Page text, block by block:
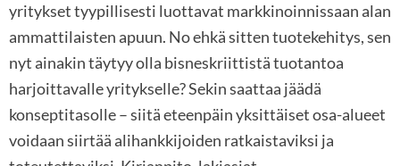
yritykset tyypillisesti luottavat markkinoinnissaan alan
ammattilaisten apuun. No ehkä sitten tuotekehitys, sen
nyt ainakin täytyy olla bisneskriittistä tuotantoa
harjoittavalle yritykselle? Sekin saattaa jäädä
konseptitasolle – siitä eteenpäin yksittäiset osa-alueet
voidaan siirtää alihankkijoiden ratkaistaviksi ja